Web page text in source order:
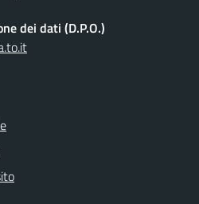
dei dati (D.P.O.)